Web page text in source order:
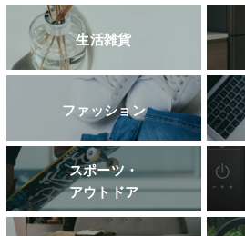
生活雑貨
ファッション
スポーツ・
アウトドア